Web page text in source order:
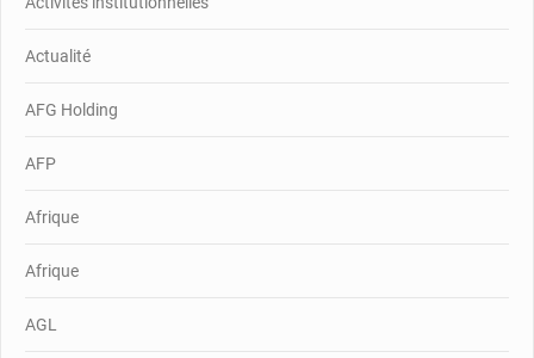
Actualité
AFG Holding
AFP
Afrique
Afrique
AGL